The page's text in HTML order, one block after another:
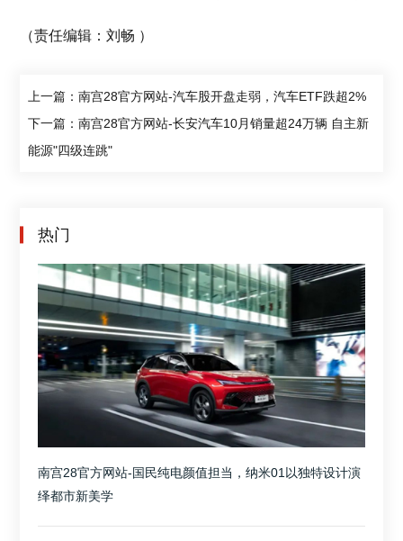
（责任编辑：刘畅 ）
上一篇：南宫28官方网站-汽车股开盘走弱，汽车ETF跌超2%
下一篇：南宫28官方网站-长安汽车10月销量超24万辆 自主新
能源"四级连跳"
热门
南宫28官方网站-国民纯电颜值担当，纳米01以独特设计演
绎都市新美学